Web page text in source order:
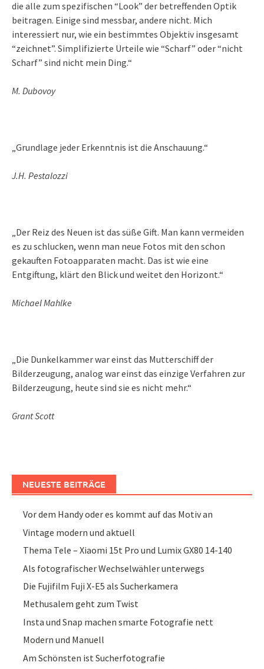
die alle zum spezifischen “Look” der betreffenden Optik
beitragen. Einige sind messbar, andere nicht. Mich
interessiert nur, wie ein bestimmtes Objektiv insgesamt
“zeichnet”. Simplifizierte Urteile wie “Scharf” oder “nicht
Scharf” sind nicht mein Ding.“
M. Dubovoy
„Grundlage jeder Erkenntnis ist die Anschauung.“
J.H. Pestalozzi
„Der Reiz des Neuen ist das süße Gift. Man kann vermeiden
es zu schlucken, wenn man neue Fotos mit den schon
gekauften Fotoapparaten macht. Das ist wie eine
Entgiftung, klärt den Blick und weitet den Horizont.“
Michael Mahlke
„Die Dunkelkammer war einst das Mutterschiff der
Bilderzeugung, analog war einst das einzige Verfahren zur
Bilderzeugung, heute sind sie es nicht mehr.“
Grant Scott
NEUESTE BEITRÄGE
Vor dem Handy oder es kommt auf das Motiv an
Vintage modern und aktuell
Thema Tele – Xiaomi 15t Pro und Lumix GX80 14-140
Als fotografischer Wechselwähler unterwegs
Die Fujifilm Fuji X-E5 als Sucherkamera
Methusalem geht zum Twist
Insta und Snap machen smarte Fotografie nett
Modern und Manuell
Am Schönsten ist Sucherfotografie